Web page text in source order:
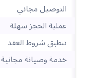
التوصيل مجاني
عملية الحجز سهلة
تنطبق شروط العقد
خدمة وصيانة مجانية